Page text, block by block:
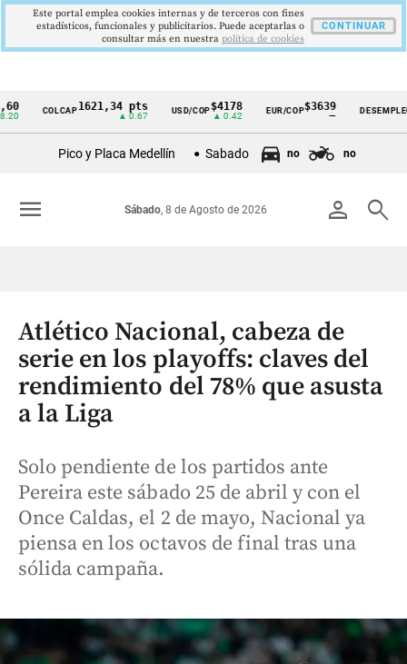
Cintillo
Colombia
COLCAP1621,34 pts USD/COP$4178
▲ 0.42
EUR/COP$3639
—
DESEMPLEO9,9
▼
Pico y Placa Medellín Sabado no no
person search
Sábado, 8 de Agosto de 2026
menu
Atlético Nacional, cabeza de
serie en los playoffs: claves del
rendimiento del 78% que asusta
a la Liga
Solo pendiente de los partidos ante
Pereira este sábado 25 de abril y con el
Once Caldas, el 2 de mayo, Nacional ya
piensa en los octavos de final tras una
sólida campaña.
Este portal emplea cookies internas y de terceros con fines
estadísticos, funcionales y publicitarios. Puede aceptarlas o
consultar más en nuestra politica de cookies
CONTINUAR